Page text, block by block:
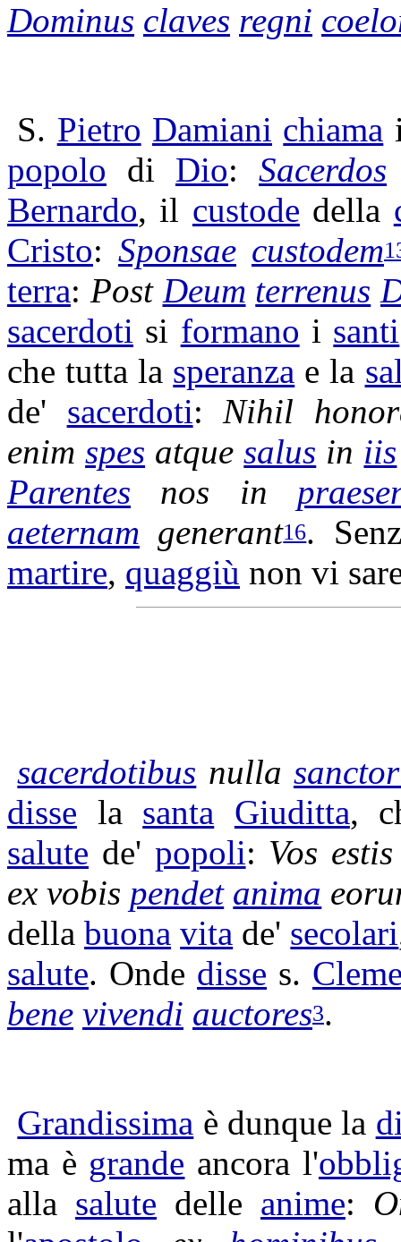
Dominus claves regni
S. Pietro Damiani chiama
popolo di Dio: Sacerdos
Bernardo, il custode della
Cristo: Sponsae custodem
terra: Post Deum terrenus
sacerdoti si formano i santi
che tutta la speranza e la
de' sacerdoti:Nihil
enimspes atquesalus in iis
Parentes nos in
aeternam generant16.
martire, quaggiù non vi
sacerdotibus nulla
disse la santa Giuditta,
salute de' popoli: Vos
ex vobis pendet anima
dellabuona vita de' secolari
salute. Onde disse s.
bene vivendi auctores3.
Grandissima è dunque la
ma è grande ancora l'
alla salute delle anime: